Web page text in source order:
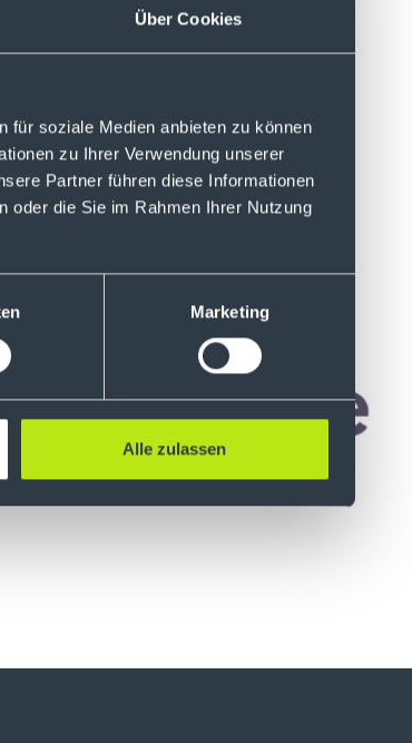
Über Cookies
für soziale Medien anbieten zu können
zu Ihrer Verwendung unserer
Partner führen diese Informationen
oder die Sie im Rahmen Ihrer Nutzung
Marketing
Alle zulassen